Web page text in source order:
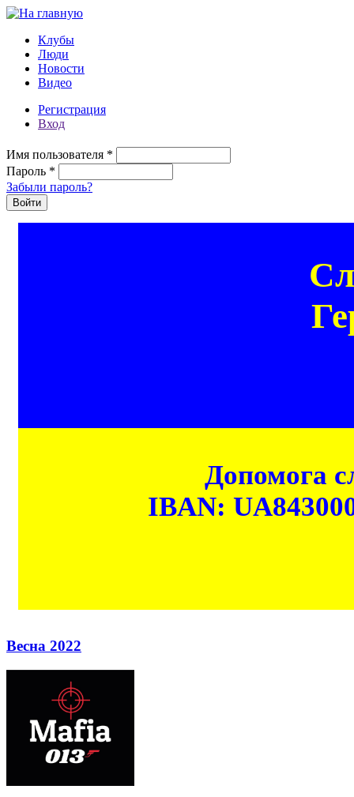
Перейти к основному содержанию
Клубы
Люди
Новости
Видео
Регистрация
Вход
Имя пользователя *
Пароль *
Забыли пароль?
Допомога
IBAN:
Весна 2022